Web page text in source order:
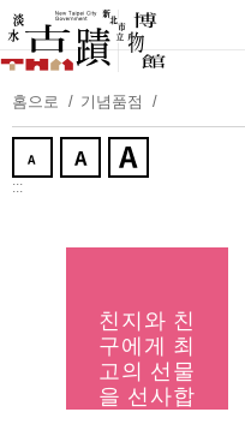
주
요
내
용
보
홈으로 기념품점
:::
친지와 친
구에게 최
고의 선물
을 선사합
니다.